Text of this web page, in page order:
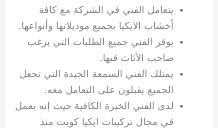
يتعامل الفني في الشركة مع كافة
أخشاب الايكيا بجميع موديلاتها وأنواعها.
يوفر الفني جميع الطلبات التي يرغب
صاحب الأثاث فيها.
يمتلك الفني السمعة الجيدة التي تجعل
الجميع يقبلون على التعامل معه.
لدى الفني الخبرة الكافية حيث إنه يعمل
في مجال تركيبات ايكيا كويت منذ